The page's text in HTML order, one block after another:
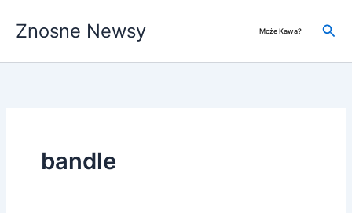
Znosne Newsy Może Kawa?
bandle